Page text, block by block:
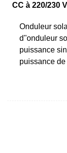
CC à 220/230 V
Onduleur
d''onduleur
puissance
puissance